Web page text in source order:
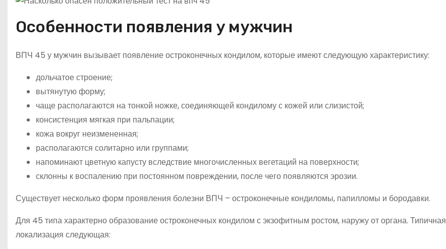
Особенности появления у мужчин
ВПЧ 45 у мужчин вызывает появление остроконечных кондилом, которые имеют следующую характеристику:
дольчатое строение;
вытянутую форму;
чаще располагаются на тонкой ножке, соединяющей кондилому с кожей или слизистой;
консистенция мягкая при пальпации;
кожа вокруг неизмененная;
располагаются солитарно или группами;
напоминают цветную капусту вследствие многочисленных вегетаций на поверхности;
склонны к воспалению при постоянном повреждении, после чего появляются эрозии.
Существует несколько форм проявления болезни ВПЧ – остроконечные кондиломы, папилломы и бородавки.
Для 45 типа характерно образование остроконечных кондилом с экзофитным ростом, наружу от органа. Типичная
локализация следующая: